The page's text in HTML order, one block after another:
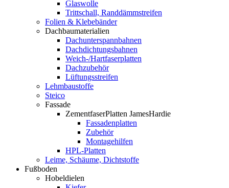
Glaswolle
Trittschall, Randdämmstreifen
Folien & Klebebänder
Dachbaumaterialien
Dachunterspannbahnen
Dachdichtungsbahnen
Weich-/Hartfaserplatten
Dachzubehör
Lüftungsstreifen
Lehmbaustoffe
Steico
Fassade
ZementfaserPlatten JamesHardie
Fassadenplatten
Zubehör
Montagehilfen
HPL-Platten
Leime, Schäume, Dichtstoffe
Fußboden
Hobeldielen